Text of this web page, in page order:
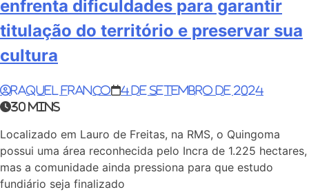
enfrenta dificuldades para garantir
titulação do território e preservar sua
cultura
Raquel Franco
4 de setembro de 2024
30 mins
Localizado em Lauro de Freitas, na RMS, o Quingoma
possui uma área reconhecida pelo Incra de 1.225 hectares,
mas a comunidade ainda pressiona para que estudo
fundiário seja finalizado